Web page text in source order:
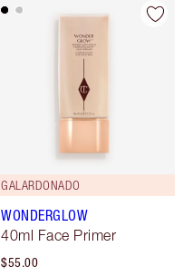
GALARDONADO
WONDERGLOW
40ml Face Primer
$55.00